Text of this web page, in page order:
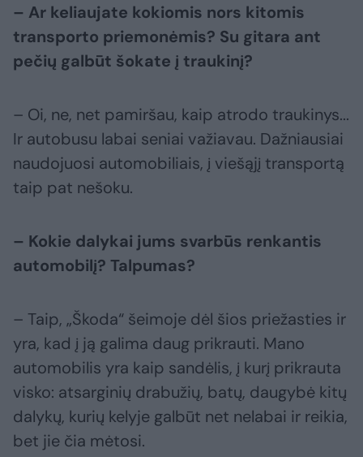
– Ar keliaujate kokiomis nors kitomis
transporto priemonėmis? Su gitara ant
pečių galbūt šokate į traukinį?
– Oi, ne, net pamiršau, kaip atrodo traukinys...
Ir autobusu labai seniai važiavau. Dažniausiai
naudojuosi automobiliais, į viešąjį transportą
taip pat nešoku.
– Kokie dalykai jums svarbūs renkantis
automobilį? Talpumas?
– Taip, „Škoda“ šeimoje dėl šios priežasties ir
yra, kad į ją galima daug prikrauti. Mano
automobilis yra kaip sandėlis, į kurį prikrauta
visko: atsarginių drabužių, batų, daugybė kitų
dalykų, kurių kelyje galbūt net nelabai ir reikia,
bet jie čia mėtosi.